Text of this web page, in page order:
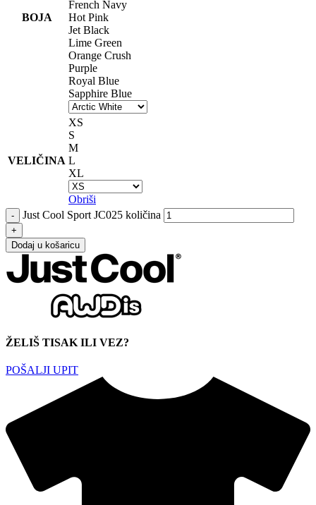
BOJA
French Navy
Hot Pink
Jet Black
Lime Green
Orange Crush
Purple
Royal Blue
Sapphire Blue
VELIČINA
XS
S
M
L
XL
Obriši
Just Cool Sport JC025 količina
Dodaj u košaricu
ŽELIŠ TISAK ILI VEZ?
POŠALJI UPIT